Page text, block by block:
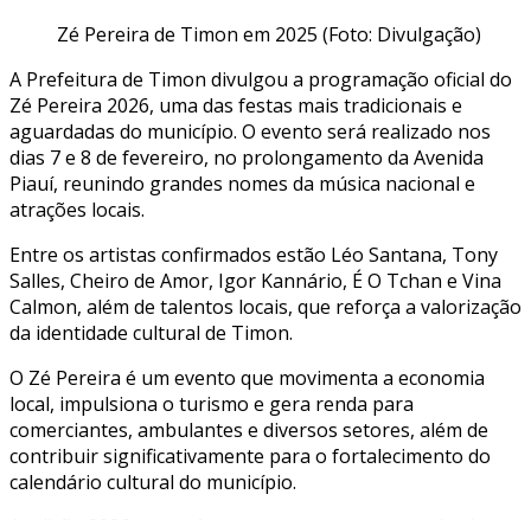
Zé Pereira de Timon em 2025 (Foto: Divulgação)
A Prefeitura de Timon divulgou a programação oficial do
Zé Pereira 2026, uma das festas mais tradicionais e
aguardadas do município. O evento será realizado nos
dias 7 e 8 de fevereiro, no prolongamento da Avenida
Piauí, reunindo grandes nomes da música nacional e
atrações locais.
Entre os artistas confirmados estão Léo Santana, Tony
Salles, Cheiro de Amor, Igor Kannário, É O Tchan e Vina
Calmon, além de talentos locais, que reforça a valorização
da identidade cultural de Timon.
O Zé Pereira é um evento que movimenta a economia
local, impulsiona o turismo e gera renda para
comerciantes, ambulantes e diversos setores, além de
contribuir significativamente para o fortalecimento do
calendário cultural do município.